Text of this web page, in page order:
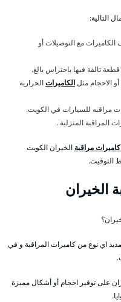
التالية:
مع التوصيلات أو
تالفة فيها باحتراس بالغ.
الاحجام مثلالكاميراتالحرارية
مراقبه للسيارات في الكويت.
المراقبة المنزلية .
مراقبة الخيران الكويت
التوقيت.
الخيران
اي نوع من كاميرات المراقبة و في
على توفير احجام أو أشكال مميزة